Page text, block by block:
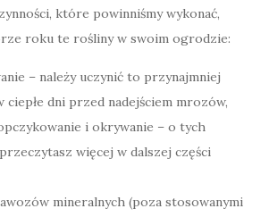
które powinniśmy wykonać,
roku te rośliny w swoim ogrodzie:
– należy uczynić to przynajmniej
dni przed nadejściem mrozów,
i okrywanie – o tych
więcej w dalszej części
mineralnych (poza stosowanymi